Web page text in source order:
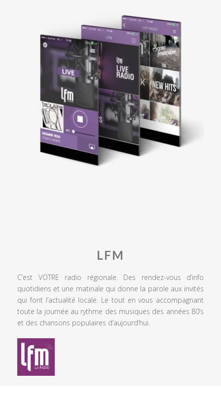
LFM
C’est VOTRE radio régionale. Des rendez-vous d’info
quotidiens et une matinale qui donne la parole aux invités
qui font l’actualité locale. Le tout en vous accompagnant
toute la journée au rythme des musiques des années 80’s
et des chansons populaires d’aujourd’hui.